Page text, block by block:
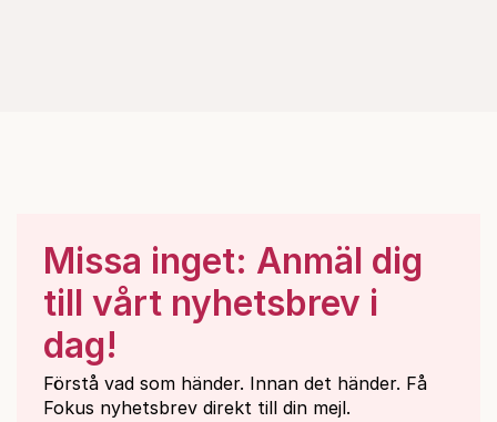
Missa inget: Anmäl dig
till vårt nyhetsbrev i
dag!
Förstå vad som händer. Innan det händer. Få
Fokus nyhetsbrev direkt till din mejl.